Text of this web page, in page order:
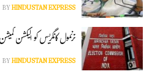
BYHINDUSTAN EXPRESS
ترنمول کانگریس کو الیکشن
BYHINDUSTAN EXPRESS